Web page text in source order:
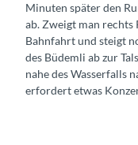
Minuten später den
ab. Zweigt man rechts
Bahnfahrt und steigt
des Büdemli ab zur
nahe des Wasserfalls
erfordert etwas